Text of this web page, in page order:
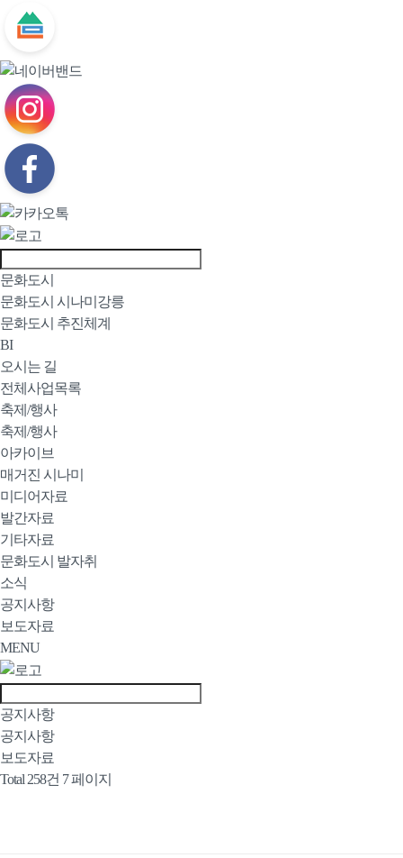
문화도시
문화도시 시나미강릉
문화도시 추진체계
BI
오시는 길
전체사업목록
축제/행사
축제/행사
아카이브
매거진 시나미
미디어자료
발간자료
기타자료
문화도시 발자취
소식
공지사항
보도자료
MENU
공지사항
공지사항
보도자료
Total 258건 7 페이지